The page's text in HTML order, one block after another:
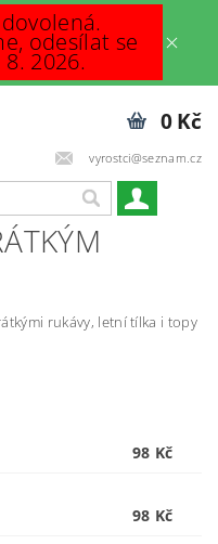
odesílat se
2026.
vyrostci@seznam.cz
0 Kč
rukávy, letní tílka i topy
98 Kč
98 Kč